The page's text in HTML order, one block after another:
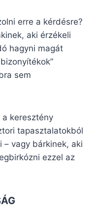
erre a kérdésre?
aki érzékeli
hagyni magát
sem
a keresztény
tapasztalatokból
– vagy bárkinek, aki
ezzel az